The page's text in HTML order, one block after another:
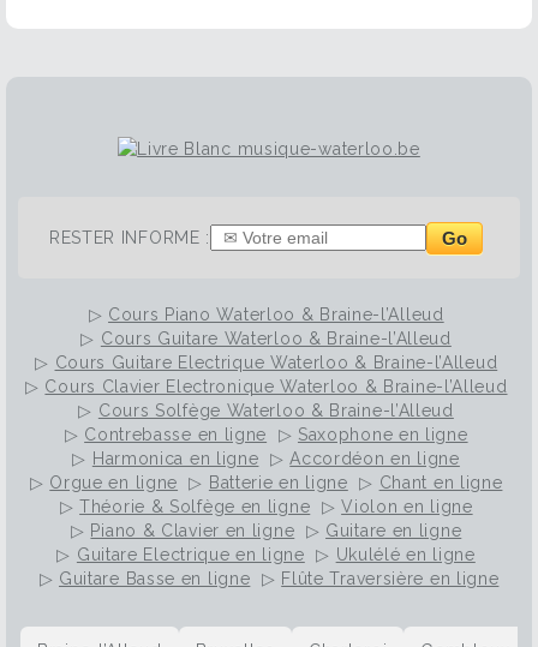
RESTER INFORME : Go
▷ Cours Piano Waterloo & Braine-l’Alleud
▷ Cours Guitare Waterloo & Braine-l’Alleud
▷ Cours Guitare Electrique Waterloo & Braine-l’Alleud
▷ Cours Clavier Electronique Waterloo & Braine-l’Alleud
▷ Cours Solfège Waterloo & Braine-l’Alleud
▷ Contrebasse en ligne ▷ Saxophone en ligne
▷ Harmonica en ligne ▷Accordéon en ligne
▷ Orgue en ligne ▷ Batterie en ligne ▷ Chant en ligne
▷Théorie & Solfège en ligne ▷Violon en ligne
▷ Piano & Clavier en ligne ▷ Guitare en ligne
▷ Guitare Electrique en ligne ▷ Ukulélé en ligne
▷ Guitare Basse en ligne ▷ Flûte Traversière en ligne